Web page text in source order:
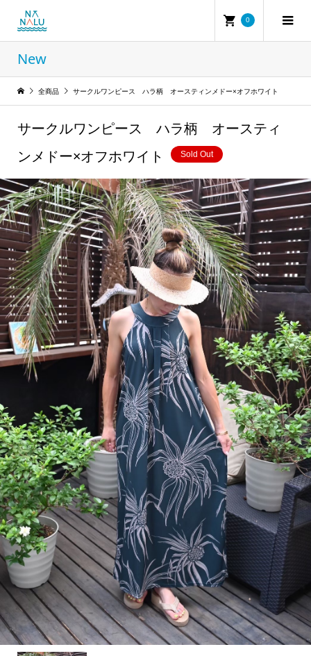
0
New
全商品 サークルワンピース ハラ柄 オースティンメドー×オフホワイト
サークルワンピース ハラ柄 オースティ
ンメドー×オフホワイト
Sold Out